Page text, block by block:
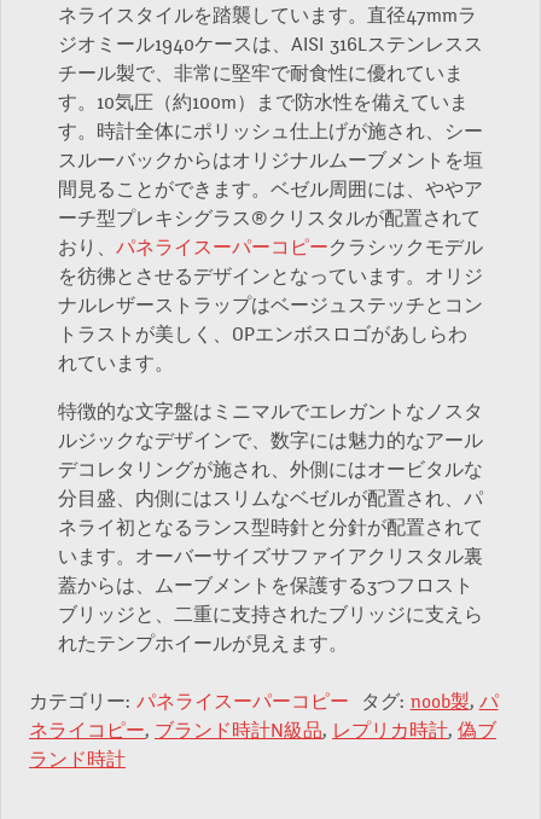
ネライスタイルを踏襲しています。直径47mmラ
ジオミール1940ケースは、AISI 316Lステンレスス
チール製で、非常に堅牢で耐食性に優れていま
す。10気圧（約100m）まで防水性を備えていま
す。時計全体にポリッシュ仕上げが施され、シー
スルーバックからはオリジナルムーブメントを垣
間見ることができます。ベゼル周囲には、ややア
ーチ型プレキシグラス®クリスタルが配置されて
おり、 パネライスーパーコピークラシックモデル
を彷彿とさせるデザインとなっています。オリジ
ナルレザーストラップはベージュステッチとコン
トラストが美しく、OPエンボスロゴがあしらわ
れています。
特徴的な文字盤はミニマルでエレガントなノスタ
ルジックなデザインで、数字には魅力的なアール
デコレタリングが施され、外側にはオービタルな
分目盛、内側にはスリムなベゼルが配置され、パ
ネライ初となるランス型時針と分針が配置されて
います。オーバーサイズサファイアクリスタル裏
蓋からは、ムーブメントを保護する3つフロスト
ブリッジと、二重に支持されたブリッジに支えら
れたテンプホイールが見えます。
カテゴリー: パネライスーパーコピー タグ: noob製, パ
ネライコピー, ブランド時計N級品, レプリカ時計, 偽ブ
ランド時計